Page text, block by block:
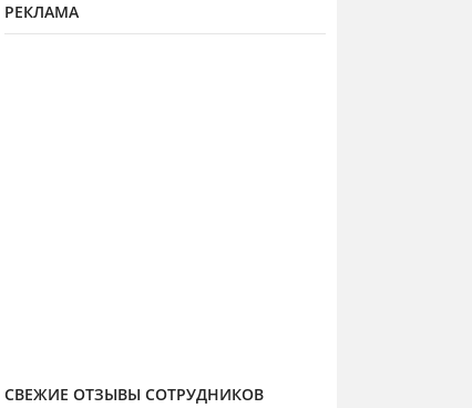
РЕКЛАМА
СВЕЖИЕ ОТЗЫВЫ СОТРУДНИКОВ